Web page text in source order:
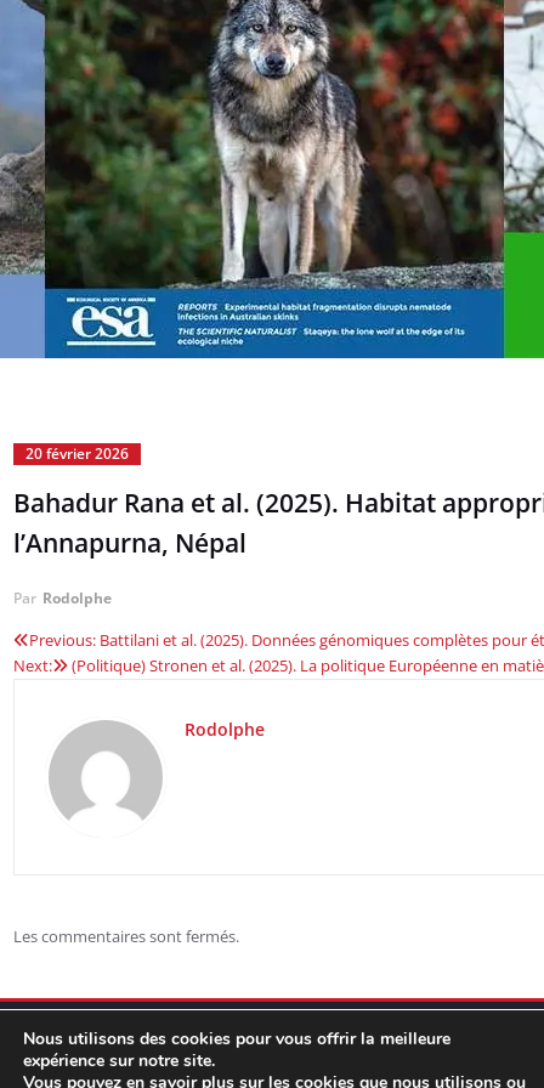
20 février 2026
Bahadur Rana et al. (2025). Habitat
l’Annapurna, Népal
Par Rodolphe
Navigation
l’article
Previous: Battilani et al. (2025). Données génomiques complètes pour
Next:
(Politique) Stronen et al. (2025). La politique Européenne en
Rodolphe
Les commentaires sont fermés.
Nous utilisons des cookies pour vous offrir la meilleure
expérience sur notre site.
Vous pouvez en savoir plus sur les cookies que nous utilisons ou